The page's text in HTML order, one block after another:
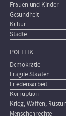
Frauen und Kinder
Gesundheit
Kultur
Städte
POLITIK
Demokratie
Fragile Staaten
Friedensarbeit
Korruption
Krieg, Waffen,
Menschenrechte